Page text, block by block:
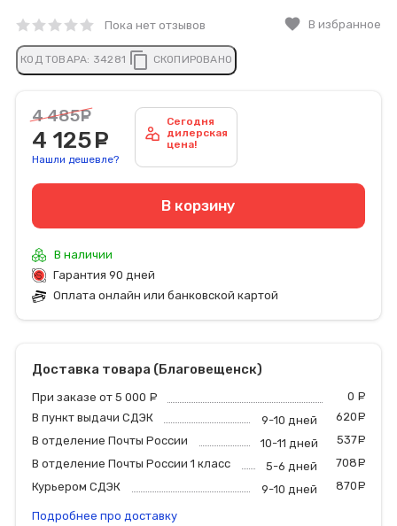
Пока нет отзывов favorite В избранное
КОД ТОВАРА: 34281 content_copy СКОПИРОВАНО
4 485 руб.
4 125 руб.
Нашли дешевле?
Сегодня
дилерская
цена!
В корзину
В наличии
Гарантия 90 дней
Оплата онлайн или банковской картой
Доставка товара (Благовещенск)
При заказе от 5 000 0
В пункт выдачи СДЭК
9-10 дней 620
В отделение Почты России
10-11 дней 537
В отделение Почты России 1 класс
5-6 дней 708
Курьером СДЭК
9-10 дней 870
Подробнее про доставку